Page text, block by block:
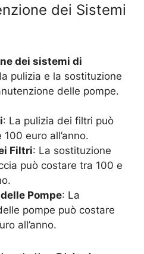
dei Sistemi
dei sistemi di
pulizia e la sostituzione
delle pompe.
: La pulizia dei filtri può
euro all’anno.
Filtri: La sostituzione
può costare tra 100 e
Pompe: La
pompe può costare
all’anno.